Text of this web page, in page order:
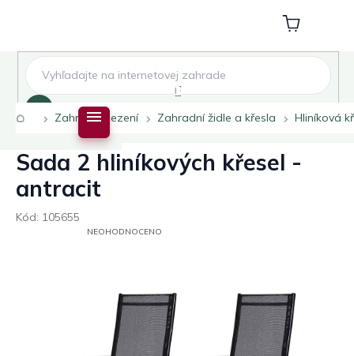
Nákupní
košík
DomůZahradní sezení Zahradní židle a křesla Hliníková
Sada 2 hliníkových křesel -
antracit
Kód: 105655
PRŮMĚRNÉNEOHODNOCENO